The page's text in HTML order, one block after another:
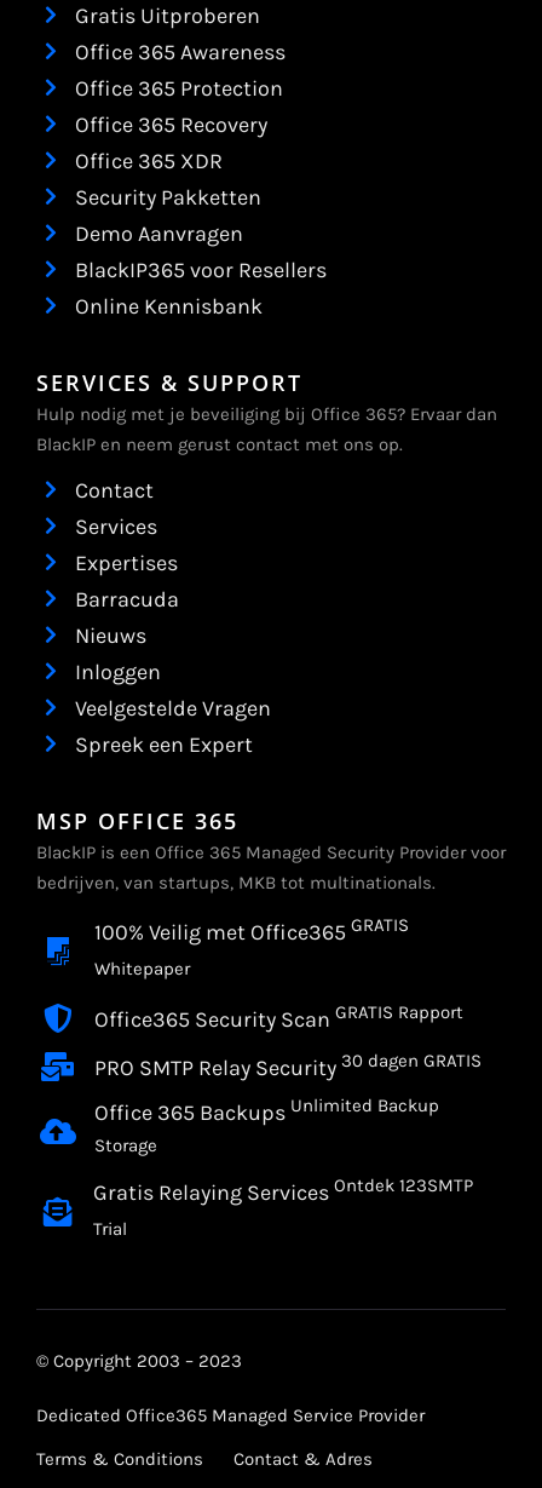
Gratis Uitproberen
Office 365 Awareness
Office 365 Protection
Office 365 Recovery
Office 365 XDR
Security Pakketten
Demo Aanvragen
BlackIP365 voor Resellers
Online Kennisbank
SERVICES & SUPPORT
Hulp nodig met je beveiliging bij Office 365? Ervaar dan
BlackIP en neem gerust contact met ons op.
Contact
Services
Expertises
Barracuda
Nieuws
Inloggen
Veelgestelde Vragen
Spreek een Expert
MSP OFFICE 365
BlackIP is een Office 365 Managed Security Provider voor
bedrijven, van startups, MKB tot multinationals.
100% Veilig met Office365 GRATIS
Whitepaper
Office365 Security Scan GRATIS Rapport
PRO SMTP Relay Security 30 dagen GRATIS
Office 365 Backups Unlimited Backup
Storage
Gratis Relaying ServicesOntdek 123SMTP
Trial
© Copyright 2003 – 2023
Dedicated Office365 Managed Service Provider
Terms & Conditions
Contact & Adres